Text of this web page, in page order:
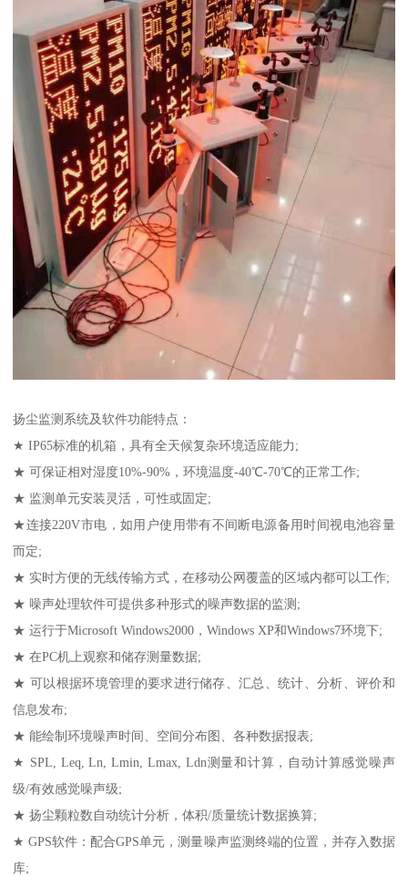
扬尘监测系统及软件功能特点：
★ IP65标准的机箱，具有全天候复杂环境适应能力;
★ 可保证相对湿度10%-90%，环境温度-40℃-70℃的正常工作;
★ 监测单元安装灵活，可性或固定;
★连接220V市电，如用户使用带有不间断电源备用时间视电池容量
而定;
★ 实时方便的无线传输方式，在移动公网覆盖的区域内都可以工作;
★ 噪声处理软件可提供多种形式的噪声数据的监测;
★ 运行于Microsoft Windows2000，Windows XP和Windows7环境下;
★ 在PC机上观察和储存测量数据;
★ 可以根据环境管理的要求进行储存、汇总、统计、分析、评价和
信息发布;
★ 能绘制环境噪声时间、空间分布图、各种数据报表;
★ SPL, Leq, Ln, Lmin, Lmax, Ldn测量和计算，自动计算感觉噪声
级/有效感觉噪声级;
★ 扬尘颗粒数自动统计分析，体积/质量统计数据换算;
★ GPS软件：配合GPS单元，测量噪声监测终端的位置，并存入数据
库;